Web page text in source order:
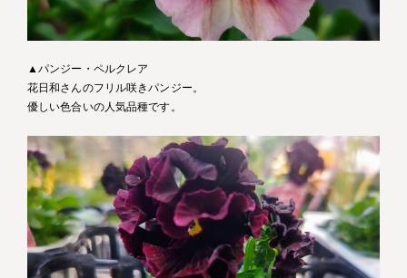
▲パンジー・ペルクレア
花日和さんのフリル咲きパンジー。
優しい色合いの人気品種です。